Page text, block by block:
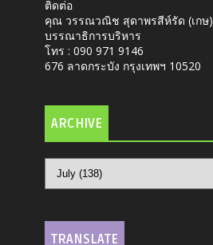
ติดต่อ
คุณ วรรณวณิช สุดาพรสีห์รัด (เกษ)
บรรณาธิการบริหาร
โทร : 090 971 9146
676 ลาดกระบัง กรุงเทพฯ 10520
ARCHIVE
TRANSLATE